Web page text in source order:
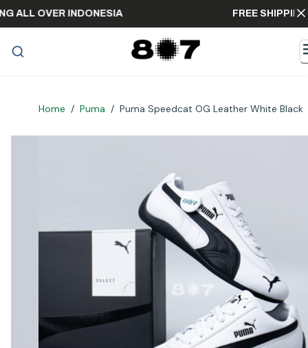
ALL OVER INDONESIA FREE
Home / Puma / Puma Speedcat OG Leather White Black